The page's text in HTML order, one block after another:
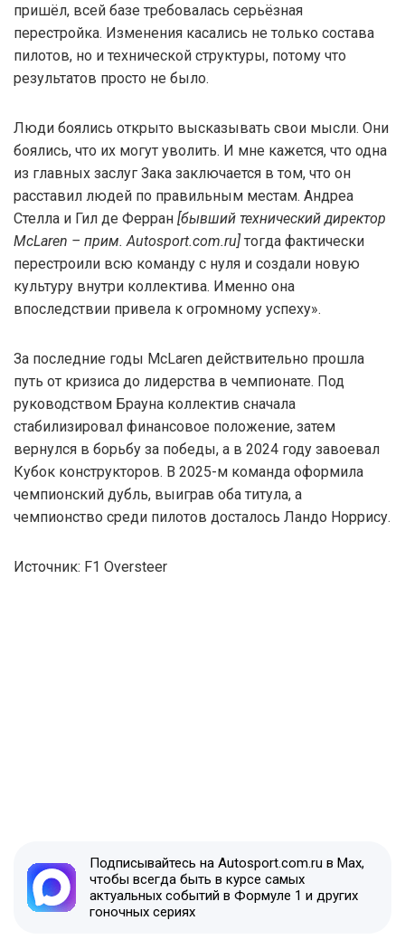
пришёл, всей базе требовалась серьёзная
перестройка. Изменения касались не только состава
пилотов, но и технической структуры, потому что
результатов просто не было.
Люди боялись открыто высказывать свои мысли. Они
боялись, что их могут уволить. И мне кажется, что одна
из главных заслуг Зака заключается в том, что он
расставил людей по правильным местам. Андреа
Стелла и Гил де Ферран [бывший технический директор
McLaren – прим. Autosport.com.ru] тогда фактически
перестроили всю команду с нуля и создали новую
культуру внутри коллектива. Именно она
впоследствии привела к огромному успеху».
За последние годы McLaren действительно прошла
путь от кризиса до лидерства в чемпионате. Под
руководством Брауна коллектив сначала
стабилизировал финансовое положение, затем
вернулся в борьбу за победы, а в 2024 году завоевал
Кубок конструкторов. В 2025-м команда оформила
чемпионский дубль, выиграв оба титула, а
чемпионство среди пилотов досталось Ландо Норрису.
Источник: F1 Oversteer
Подписывайтесь на Autosport.com.ru в Max,
чтобы всегда быть в курсе самых
актуальных событий в Формуле 1 и других
гоночных сериях